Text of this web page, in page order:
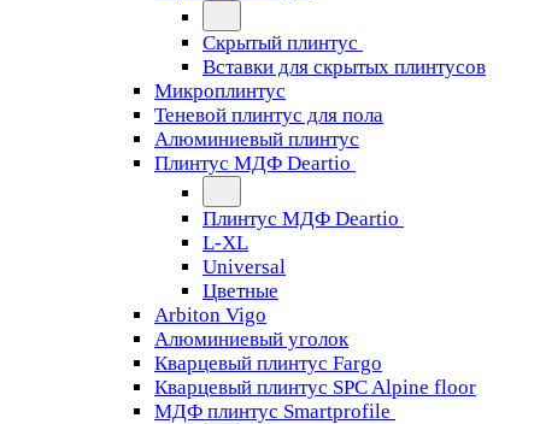
Скрытый плинтус
Вставки для скрытых плинтусов
Микроплинтус
Теневой плинтус для пола
Алюминиевый плинтус
Плинтус МДФ Deartio
Плинтус МДФ Deartio
L-XL
Universal
Цветные
Arbiton Vigo
Алюминиевый уголок
Кварцевый плинтус Fargo
Кварцевый плинтус SPC Alpine floor
МДФ плинтус Smartprofile